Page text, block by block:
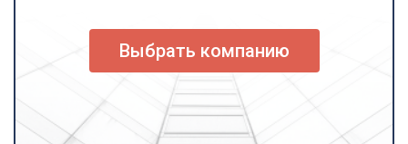
Выбрать компанию